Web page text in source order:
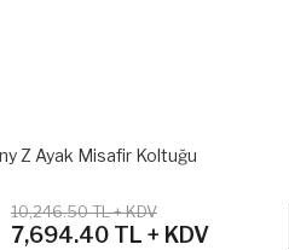
Z Ayak Misafir Koltuğu
10,246.50 TL + KDV
7,694.40 TL + KDV